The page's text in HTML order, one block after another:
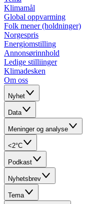
Klimamål
Global oppvarming
Folk mener (holdninger)
Norgespris
Energiomstilling
Annonsørinnhold
Ledige stilliinger
Klimadesken
Om oss
Nyhet
Data
Meninger og analyse
<2°C
Podkast
Nyhetsbrev
Tema